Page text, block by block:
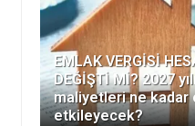
EMLAK VERGİSİ
DEĞİŞTİ Mİ? 2027
maliyetleri ne kadar
etkileyecek?